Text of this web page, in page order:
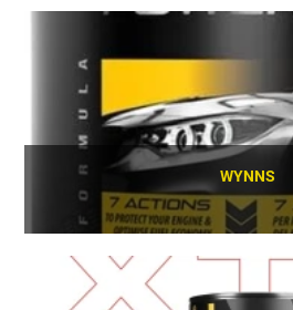
SCOPRI
WYNNS
SCOPRI